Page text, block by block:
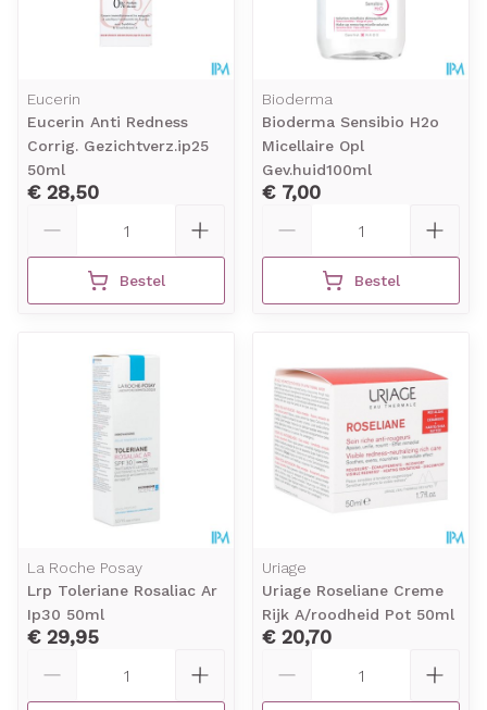
Eucerin
Eucerin Anti Redness
Corrig. Gezichtverz.ip25
50ml
€ 28,50
Bestel
Bioderma
Bioderma Sensibio H2o
Micellaire Opl
Gev.huid100ml
€ 7,00
Bestel
La Roche Posay
Lrp Toleriane Rosaliac Ar
Ip30 50ml
€ 29,95
Uriage
Uriage Roseliane Creme
Rijk A/roodheid Pot 50ml
€ 20,70